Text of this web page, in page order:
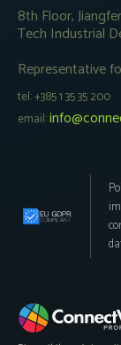
8th Floor,
Tech Industrial
Representative
tel: +385 1 35 35 200
email: